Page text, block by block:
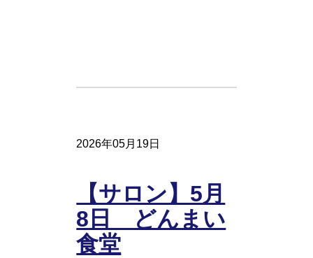
2026年05月19日
【サロン】5月
8日 どんまい
食堂